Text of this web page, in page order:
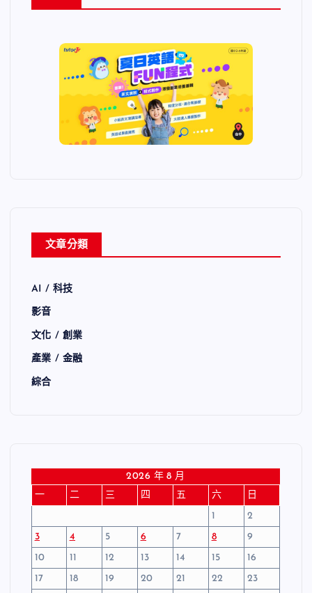
文章分類
AI / 科技
影音
文化 / 創業
產業 / 金融
綜合
2026 年 8 月
一
二 三 四 五 六
日
1
2
3
4 5 6 7 8
9
10
11 12 13 14 15
16
17
18 19 20 21 22
23